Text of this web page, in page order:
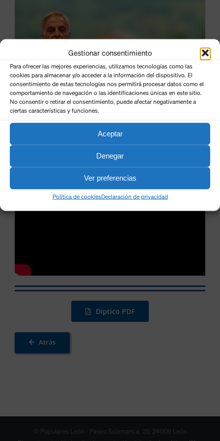
Gestionar consentimiento
Para ofrecer las mejores experiencias, utilizamos tecnologías como las
cookies para almacenar y/o acceder a la información del dispositivo. El
consentimiento de estas tecnologías nos permitirá procesar datos como el
comportamiento de navegación o las identificaciones únicas en este sitio.
No consentir o retirar el consentimiento, puede afectar negativamente a
ciertas características y funciones.
Aceptar
Denegar
Ver preferencias
Política de cookiesDeclaración de privacidad
Díptico PDF
Atrás
© Populares León - Paseo Salamanca, 25, 24009 León